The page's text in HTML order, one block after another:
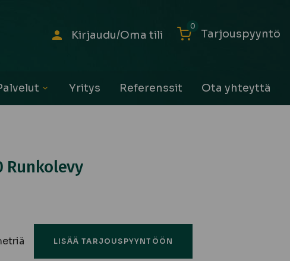
Kirjaudu/Oma tili Tarjouspyyntö
0
Yritys Referenssit Ota yhteyttä
Runkolevy
LISÄÄ TARJOUSPYYNTÖÖN